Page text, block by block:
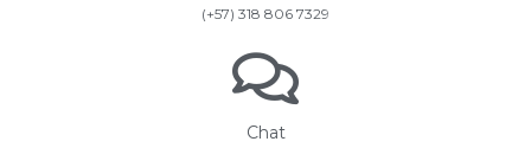
(+57) 318 806 7329
Chat